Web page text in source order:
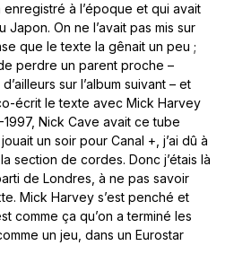
enregistré à l’époque et qui avait
Japon. On ne l’avait pas mis sur
que le texte la gênait un peu ;
perdre un parent proche –
sur l’album suivant – et
écrit le texte avec Mick Harvey
Nick Cave avait ce tube
un soir pour Canal +, j’ai dû à
section de cordes. Donc j’étais là
de Londres, à ne pas savoir
Mick Harvey s’est penché et
comme ça qu’on a terminé les
un jeu, dans un Eurostar